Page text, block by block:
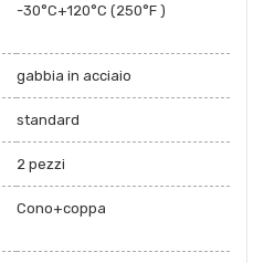
-30°C+120°C (250°F )
gabbia in acciaio
standard
2 pezzi
Cono+coppa